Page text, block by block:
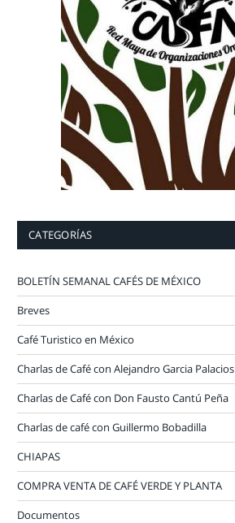
CATEGORÍAS
BOLETÍN SEMANAL CAFÉS DE MÉXICO
Breves
Café Turistico en México
Charlas de Café con Alejandro Garcia Palacios
Charlas de Café con Don Fausto Cantú Peña
Charlas de café con Guillermo Bobadilla
CHIAPAS
COMPRA VENTA DE CAFÉ VERDE Y PLANTA
Documentos